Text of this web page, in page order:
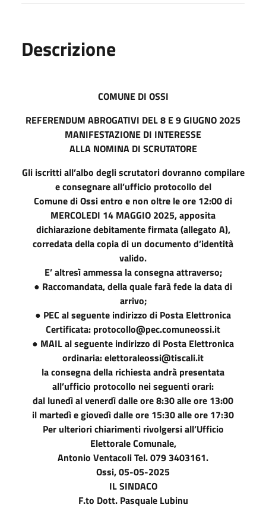
Descrizione
COMUNE DI OSSI
REFERENDUM ABROGATIVI DEL 8 E 9 GIUGNO 2025
MANIFESTAZIONE DI INTERESSE
ALLA NOMINA DI SCRUTATORE
Gli iscritti all’albo degli scrutatori dovranno compilare
e consegnare all’ufficio protocollo del
Comune di Ossi entro e non oltre le ore 12:00 di
MERCOLEDI 14 MAGGIO 2025, apposita
dichiarazione debitamente firmata (allegato A),
corredata della copia di un documento d’identità
valido.
E’ altresì ammessa la consegna attraverso;
● Raccomandata, della quale farà fede la data di
arrivo;
● PEC al seguente indirizzo di Posta Elettronica
Certificata: protocollo@pec.comuneossi.it
● MAIL al seguente indirizzo di Posta Elettronica
ordinaria: elettoraleossi@tiscali.it
la consegna della richiesta andrà presentata
all’ufficio protocollo nei seguenti orari:
dal lunedì al venerdì dalle ore 8:30 alle ore 13:00
il martedì e giovedì dalle ore 15:30 alle ore 17:30
Per ulteriori chiarimenti rivolgersi all’Ufficio
Elettorale Comunale,
Antonio Ventacoli Tel. 079 3403161.
Ossi, 05-05-2025
IL SINDACO
F.to Dott. Pasquale Lubinu